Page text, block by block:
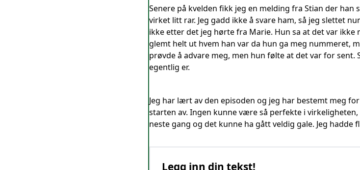
Senere på kvelden fikk jeg en melding fra Stian der
virket litt rar. Jeg gadd ikke å svare ham, så jeg slettet
ikke etter det jeg hørte fra Marie. Hun sa at det var
glemt helt ut hvem han var da hun ga meg nummeret,
prøvde å advare meg, men hun følte at det var for
egentlig er.
Jeg har lært av den episoden og jeg har bestemt meg
starten av. Ingen kunne være så perfekte i
neste gang og det kunne ha gått veldig gale. Jeg hadde
Legg inn din tekst!